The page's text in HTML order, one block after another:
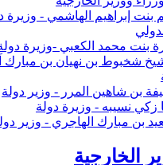
بنت إبراهيم الهاشمي -
بنت محمد الكعبي -وزيرة
شخبوط بن نهيان بن مبارك
بن شاهين المرر - وزير دولة
زكي نسيبه - وزيرة دولة
بن مبارك الهاجري - وزير
الخارجية